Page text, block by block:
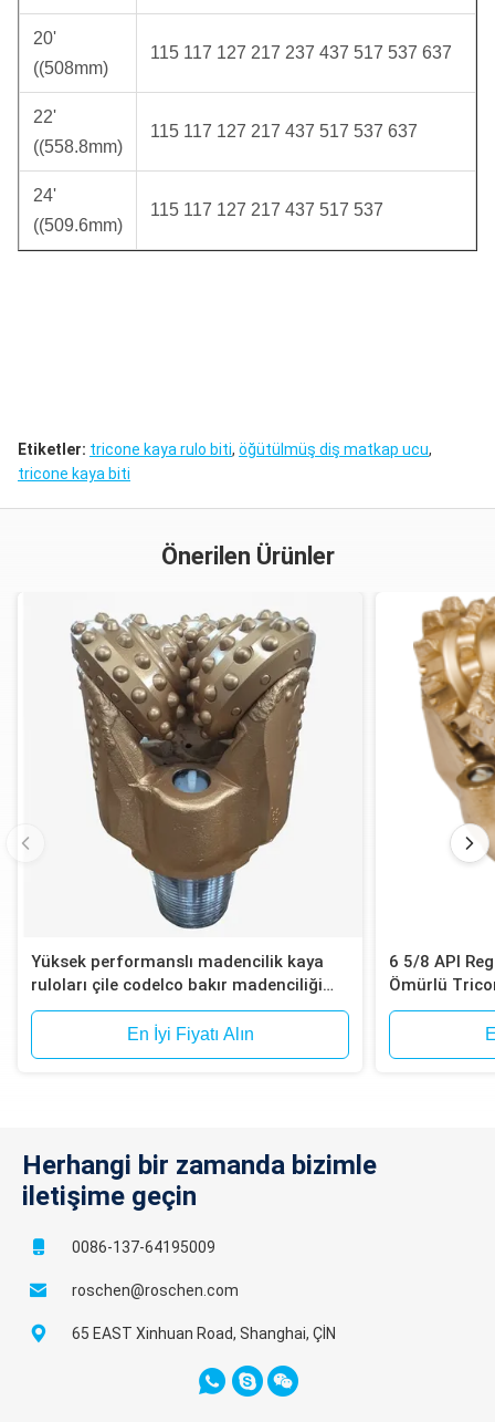
20'
((508mm)
115 117 127 217 237 437 517 537 637
22'
((558.8mm)
115 117 127 217 437 517 537 637
24'
((509.6mm)
115 117 127 217 437 517 537
Etiketler: tricone kaya rulo biti, öğütülmüş diş matkap ucu,
tricone kaya biti
Önerilen Ürünler
Yüksek performanslı madencilik kaya
ruloları çile codelco bakır madenciliği
sitesi sondajı için tricone matkapları
En İyi Fiyatı Alın
6 5/8 API
Ömürlü
Saat Ömür
Herhangi bir zamanda bizimle
iletişime geçin
0086-137-64195009
roschen@roschen.com
65 EAST Xinhuan Road, Shanghai, ÇİN